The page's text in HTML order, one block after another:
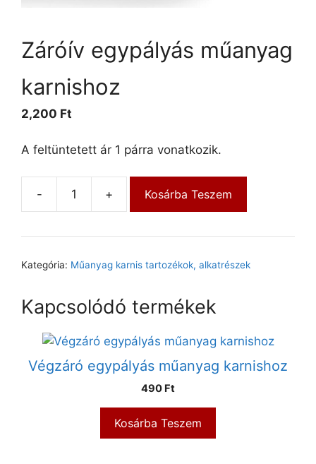
Záróív egypályás műanyag
karnishoz
2,200 Ft
A feltüntetett ár 1 párra vonatkozik.
- + Kosárba Teszem
Kategória: Műanyag karnis tartozékok, alkatrészek
Kapcsolódó termékek
Végzáró egypályás műanyag karnishoz
490 Ft
Kosárba Teszem